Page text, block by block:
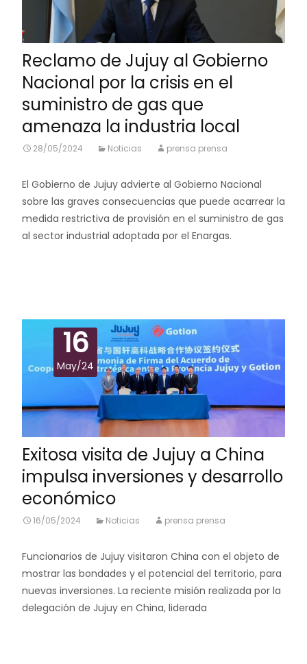
Reclamo de Jujuy al Gobierno
Nacional por la crisis en el
suministro de gas que
amenaza la industria local
28/05/2024 Noticias prensa prensa
El Gobierno de Jujuy advierte al Gobierno Nacional
sobre las graves consecuencias que puede acarrear la
medida restrictiva de provisión en el suministro de gas
al sector industrial adoptada por el Enargas.
16
May/24
Exitosa visita de Jujuy a China
impulsa inversiones y desarrollo
económico
16/05/2024 Noticias prensa prensa
Funcionarios de Jujuy visitaron China con el objeto de
mostrar las bondades y el potencial del territorio, para
nuevas inversiones. La reciente misión realizada por la
delegación de Jujuy en China, liderada